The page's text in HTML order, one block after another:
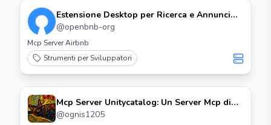
Estensione Desktop per Ricerca e Annunci
Airbnb (dxt)
@openbnb-org
Mcp Server Airbnb
Strumenti per Sviluppatori
Mcp Server Unitycatalog: Un Server Mcp di
Unity Catalog
@ognis1205